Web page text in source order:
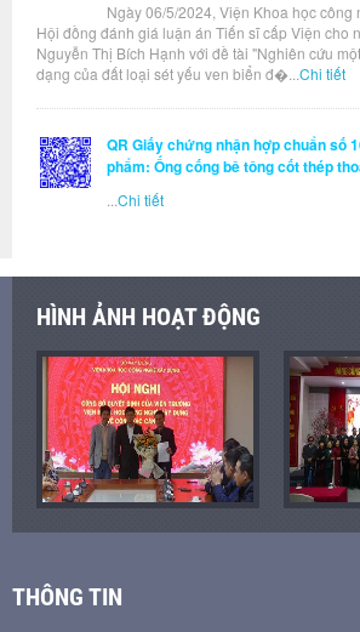
Ngày 06/5/2024, Viện Khoa học công
Hội đồng đánh giá luận án Tiến sĩ cấp Viện cho
Nguyễn Thị Bích Hạnh với đề tài "Nghiên cứu
dạng của đất loại sét yếu ven biển đ�... Chi tiết
QR Giấy chứng nhận hợp chuẩn số
phẩm: Ống cống bê tông cốt thép
Chi tiết
HÌNH ẢNH HOẠT ĐỘNG
THÔNG TIN